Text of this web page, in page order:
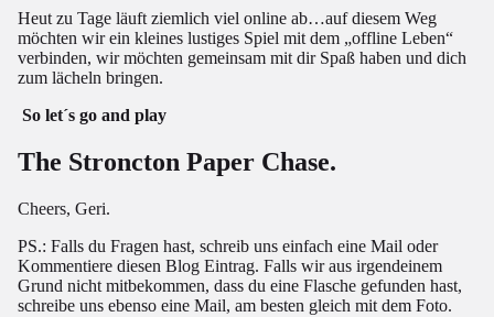
Heut zu Tage läuft ziemlich viel online ab…auf diesem Weg
möchten wir ein kleines lustiges Spiel mit dem „offline Leben“
verbinden, wir möchten gemeinsam mit dir Spaß haben und dich
zum lächeln bringen.
So let´s go and play
The Stroncton Paper Chase.
Cheers, Geri.
PS.: Falls du Fragen hast, schreib uns einfach eine Mail oder
Kommentiere diesen Blog Eintrag. Falls wir aus irgendeinem
Grund nicht mitbekommen, dass du eine Flasche gefunden hast,
schreibe uns ebenso eine Mail, am besten gleich mit dem Foto.